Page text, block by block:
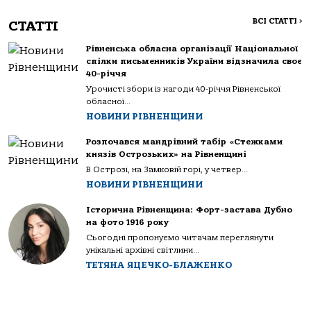
СТАТТІ ВСІ СТАТТІ >
Рівненська обласна організації Національної
спілки письменників України відзначила своє
40-річчя
Урочисті збори із нагоди 40-річчя Рівненської
обласної...
НОВИНИ РІВНЕНЩИНИ
Розпочався мандрівний табір «Стежками
князів Острозьких» на Рівненщині
В Острозі, на Замковій горі, у четвер...
НОВИНИ РІВНЕНЩИНИ
Історична Рівненщина: Форт-застава Дубно
на фото 1916 року
Сьогодні пропонуємо читачам переглянути
унікальні архівні світлини...
ТЕТЯНА ЯЦЕЧКО-БЛАЖЕНКО